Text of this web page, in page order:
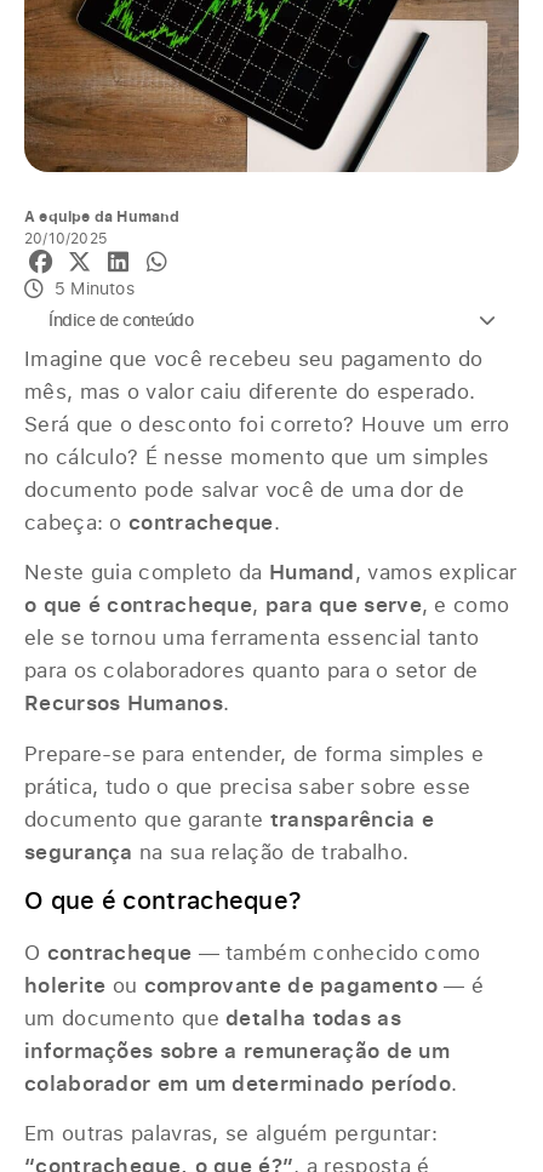
A equipe da Humand
20/10/2025
5 Minutos
Índice de conteúdo
Imagine que você recebeu seu pagamento do
mês, mas o valor caiu diferente do esperado.
Será que o desconto foi correto? Houve um erro
no cálculo? É nesse momento que um simples
documento pode salvar você de uma dor de
cabeça: ocontracheque.
Neste guia completo da Humand, vamos explicar
o que é contracheque, para que serve, e como
ele se tornou uma ferramenta essencial tanto
para os colaboradores quanto para o setor de
Recursos Humanos.
Prepare-se para entender, de forma simples e
prática, tudo o que precisa saber sobre esse
documento que garante transparência e
segurança na sua relação de trabalho.
O que é contracheque?
O contracheque — também conhecido como
holerite ou comprovante de pagamento— é
um documento quedetalha todas as
informações sobre a remuneração de um
colaborador em um determinado período.
Em outras palavras, se alguém perguntar:
“contracheque, o que é?”, a resposta é